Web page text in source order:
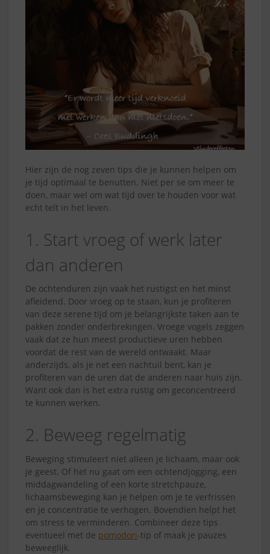
Hier zijn de nog zeven tips die je kunnen helpen om
je tijd optimaal te benutten. Niet per se om meer te
doen, maar wel om wat tijd over te houden voor wat
echt telt in het leven.
1. Start vroeg of werk later
dan anderen
De ochtenduren zijn vaak het rustigst en het minst
afleidend. Door vroeg op te staan, kun je profiteren
van deze serene tijd om je belangrijkste taken aan te
pakken zonder onderbrekingen. Vroege vogels zeggen
vaak dat ze hun meest productieve uren hebben
voordat de rest van de wereld ontwaakt. Maar
anderzijds, als je net een nachtuil bent, kan je
profiteren van de uren dat de anderen naar huis zijn.
Want ook dan is het extra rustig om geconcentreerd
te kunnen werken.
2. Beweeg regelmatig
Beweging stimuleert niet alleen je lichaam, maar ook
je geest. Of het nu gaat om een ochtendjogging, een
middagwandeling of een korte stretchpauze,
lichaamsbeweging kan je helpen om je te verfrissen
en je concentratie te verhogen. Bovendien helpt het
om stress te verminderen. Combineer deze tips
eventueel met de pomodori-tip of maak je pauzes
beweeglijk.